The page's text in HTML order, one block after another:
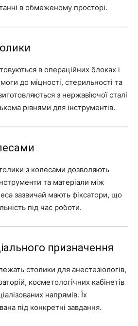
в обмеженому просторі.
в операційних блоках і
до міцності, стерильності та
з нержавіючої сталі
рівнями для інструментів.
з колесами дозволяють
та матеріали між
зазвичай мають фіксатори, що
під час роботи.
призначення
столики для анестезіологів,
косметологічних кабінетів
напрямів. Їх
під конкретні завдання.